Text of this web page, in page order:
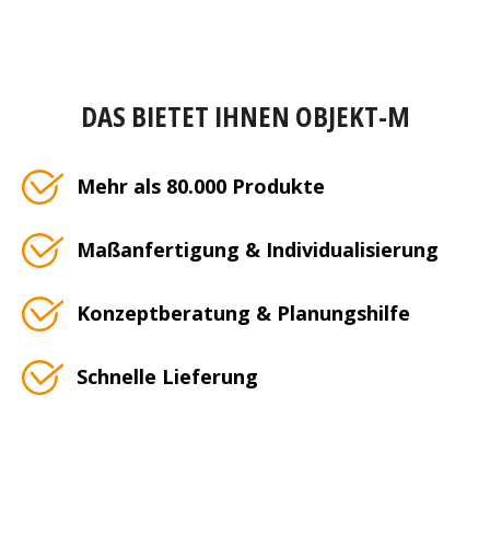
DAS BIETET IHNEN OBJEKT-M
Mehr als 80.000 Produkte
Maßanfertigung & Individualisierung
Konzeptberatung & Planungshilfe
Schnelle Lieferung